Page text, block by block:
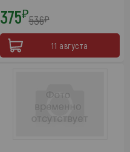
375₽536₽
11 августа